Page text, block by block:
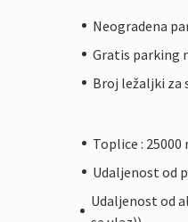
Neogradena
Gratis parking
Broj ležaljki za
Toplice : 25000
Udaljenost od
Udaljenost od